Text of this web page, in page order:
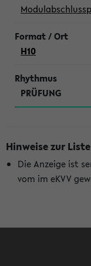
H10
PRÜFUNG
Hinweise zur Liste
Die Anzeige ist
vom im eKVV